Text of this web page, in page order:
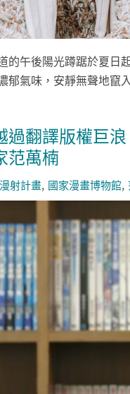
的午後陽光蹲踞於夏日
郁氣味，安靜無聲地竄
過翻譯版權巨
范萬楠
漫射計畫 國家漫畫博物館